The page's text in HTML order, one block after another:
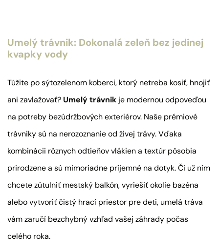
Umelý trávnik: Dokonalá zeleň bez jedinej
kvapky vody
Túžite po sýtozelenom koberci, ktorý netreba kosiť, hnojiť
ani zavlažovať? Umelý trávnik je modernou odpoveďou
na potreby bezúdržbových exteriérov. Naše prémiové
trávniky sú na nerozoznanie od živej trávy. Vďaka
kombinácii rôznych odtieňov vlákien a textúr pôsobia
prirodzene a sú mimoriadne príjemné na dotyk. Či už ním
chcete zútulniť mestský balkón, vyriešiť okolie bazéna
alebo vytvoriť čistý hrací priestor pre deti, umelá tráva
vám zaručí bezchybný vzhľad vašej záhrady počas
celého roka.